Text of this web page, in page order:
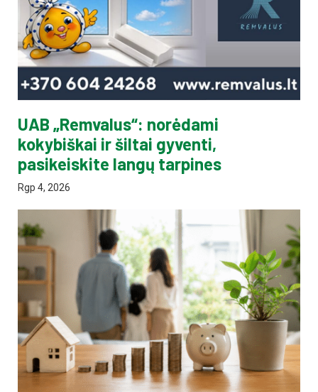
UAB „Remvalus“: norėdami
kokybiškai ir šiltai gyventi,
pasikeiskite langų tarpines
Rgp 4, 2026